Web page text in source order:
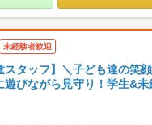
未経験者歓迎
スタッフ】＼子ども達の笑
遊びながら見守り！学生&